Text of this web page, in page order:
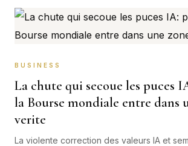
BUSINESS
La chute qui secoue les puces
la Bourse mondiale entre dans
verite
La violente correction des valeurs IA et